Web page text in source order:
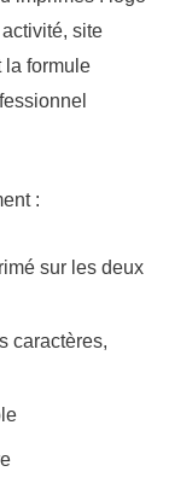
site
la formule
:
sur les deux
caractères,